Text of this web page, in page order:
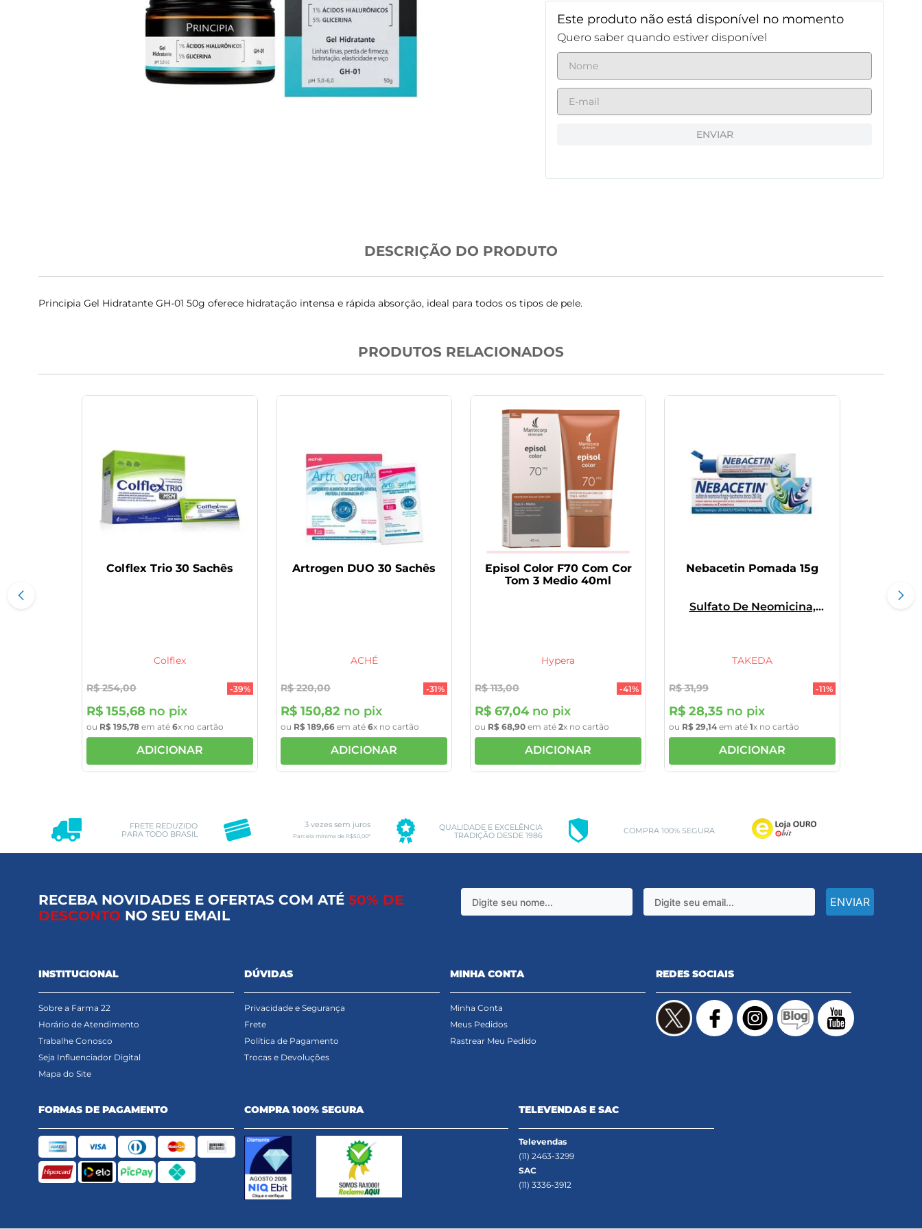
9º
rivaroxabana 20mg
10º vitamina
Este produto não está disponível no momento
Quero saber quando estiver disponível
ENVIAR
DESCRIÇÃO DO PRODUTO
Principia Gel Hidratante GH-01 50g oferece hidratação intensa e rápida absorção, ideal para todos os tipos de pele.
PRODUTOS RELACIONADOS
Colflex Trio 30 Sachês
Colflex
R$ 254,00 -39%
R$ 155,68 no pix
ou R$ 195,78 em até6x no cartão
ADICIONAR
Artrogen DUO 30 Sachês
ACHÉ
R$ 220,00 -31%
R$ 150,82 no pix
ou R$ 189,66 em até6x no cartão
ADICIONAR
Episol Color F70 Com Cor
Tom 3 Medio 40ml
Hypera
R$ 113,00 -41%
R$ 67,04no pix
ou R$ 68,90 em até2x no cartão
ADICIONAR
Nebacetin Pomada 15g
Sulfato De Neomicina,
TAKEDA
R$ 31,99 -11%
R$ 28,35 no pix
ou R$ 29,14 em até1x no cartão
ADICIONAR
FRETE REDUZIDO
PARA TODO BRASIL
3 vezes sem juros
Parcela mínima de R$50,00*
QUALIDADE E EXCELÊNCIA
TRADIÇÃO DESDE 1986
COMPRA 100% SEGURA
RECEBA NOVIDADES E OFERTAS COM ATÉ 50% DE
DESCONTO NO SEU EMAIL
ENVIAR
INSTITUCIONAL
Sobre a Farma 22
Horário de Atendimento
Trabalhe Conosco
Seja Influenciador Digital
Mapa do Site
DÚVIDAS
Privacidade e Segurança
Frete
Política de Pagamento
Trocas e Devoluções
MINHA CONTA
Minha Conta
Meus Pedidos
Rastrear Meu Pedido
REDES SOCIAIS
FORMAS DE PAGAMENTO COMPRA 100% SEGURA TELEVENDAS E SAC
Televendas
(11) 2463-3299
SAC
(11) 3336-3912